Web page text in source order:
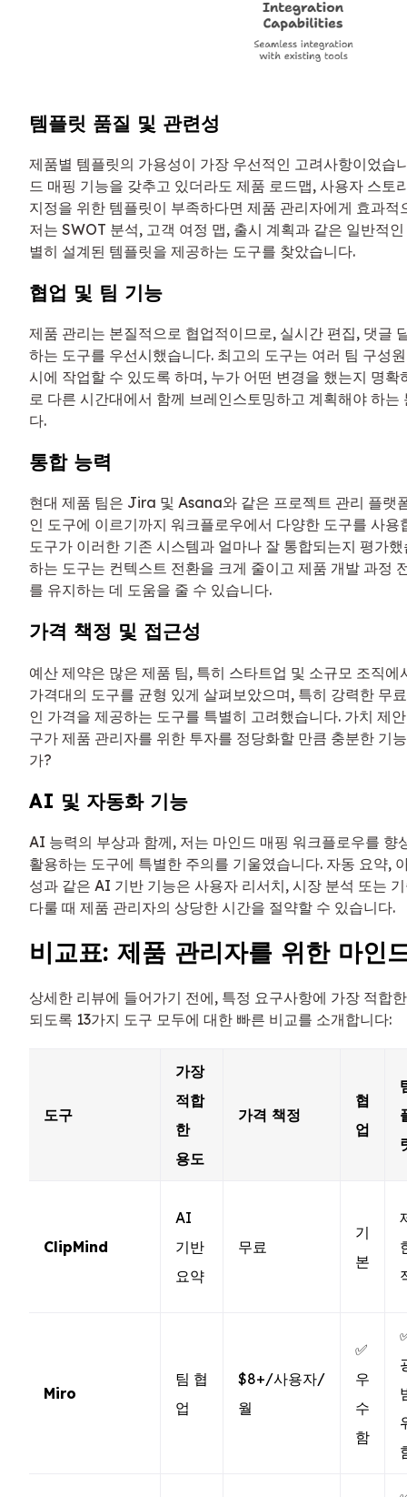
템플릿 품질 및 관련성
제품별 템플릿의 가용성이 가장 우선적인 고려사항이었습
드 매핑 기능을 갖추고 있더라도 제품 로드맵, 사용자 스토
지정을 위한 템플릿이 부족하다면 제품 관리자에게 효과적
저는 SWOT 분석, 고객 여정 맵, 출시 계획과 같은 일반적
별히 설계된 템플릿을 제공하는 도구를 찾았습니다.
협업 및 팀 기능
제품 관리는 본질적으로 협업적이므로, 실시간 편집, 댓글
하는 도구를 우선시했습니다. 최고의 도구는 여러 팀 구성
시에 작업할 수 있도록 하며, 누가 어떤 변경을 했는지 명확
로 다른 시간대에서 함께 브레인스토밍하고 계획해야 하는
다.
통합 능력
현대 제품 팀은 Jira 및 Asana와 같은 프로젝트 관리 플랫
인 도구에 이르기까지 워크플로우에서 다양한 도구를 사용
도구가 이러한 기존 시스템과 얼마나 잘 통합되는지 평가
하는 도구는 컨텍스트 전환을 크게 줄이고 제품 개발 과정
를 유지하는 데 도움을 줄 수 있습니다.
가격 책정 및 접근성
예산 제약은 많은 제품 팀, 특히 스타트업 및 소규모 조직에
가격대의 도구를 균형 있게 살펴보았으며, 특히 강력한 무
인 가격을 제공하는 도구를 특별히 고려했습니다. 가치 제
구가 제품 관리자를 위한 투자를 정당화할 만큼 충분한 기
가?
AI 및 자동화 기능
AI 능력의 부상과 함께, 저는 마인드 매핑 워크플로우를 향
활용하는 도구에 특별한 주의를 기울였습니다. 자동 요약,
성과 같은 AI 기반 기능은 사용자 리서치, 시장 분석 또는
다룰 때 제품 관리자의 상당한 시간을 절약할 수 있습니다.
비교표: 제품 관리자를 위한 마인
상세한 리뷰에 들어가기 전에, 특정 요구사항에 가장 적합
되도록 13가지 도구 모두에 대한 빠른 비교를 소개합니다:
도구
가장
적합
한
용도
가격 책정
협
업
ClipMind
AI
기반
요약
무료
기
본
Miro
팀 협
업
$8+/사용자/
월
✅
우
수
함